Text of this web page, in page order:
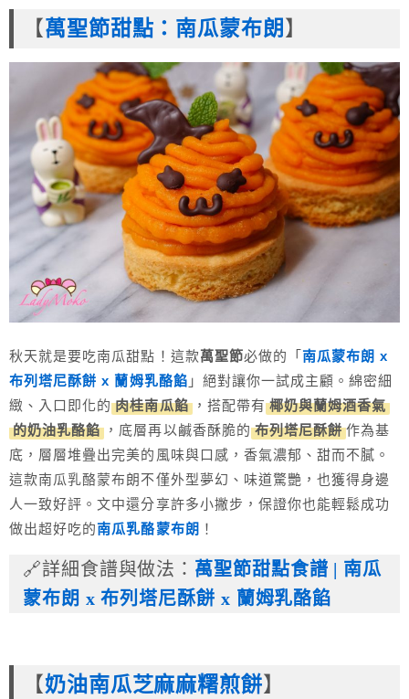
【 萬聖節甜點：南瓜蒙布朗 】
秋天就是要吃南瓜甜點！這款萬聖節必做的「南瓜蒙布朗 x
布列塔尼酥餅 x 蘭姆乳酪餡 」絕對讓你一試成主顧。綿密細
緻、入口即化的 肉桂南瓜餡 ，搭配帶有 椰奶與蘭姆酒香氣
的奶油乳酪餡 ，底層再以鹹香酥脆的 布列塔尼酥餅 作為基
底，層層堆疊出完美的風味與口感，香氣濃郁、甜而不膩。
這款南瓜乳酪蒙布朗不僅外型夢幻、味道驚艷，也獲得身邊
人一致好評。文中還分享許多小撇步，保證你也能輕鬆成功
做出超好吃的南瓜乳酪蒙布朗 ！
🔗詳細食譜與做法： 萬聖節甜點食譜 | 南瓜
蒙布朗 x 布列塔尼酥餅 x 蘭姆乳酪餡
【奶油南瓜芝麻麻糬煎餅】